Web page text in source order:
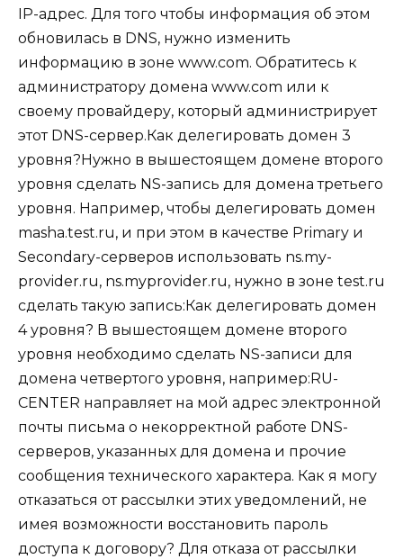
IP-адрес. Для того чтобы информация об этом
обновилась в DNS, нужно изменить
информацию в зоне www.com. Обратитесь к
администратору домена www.com или к
своему провайдеру, который администрирует
этот DNS-сервер.Как делегировать домен 3
уровня?Нужно в вышестоящем домене второго
уровня сделать NS-запись для домена третьего
уровня. Например, чтобы делегировать домен
masha.test.ru, и при этом в качестве Primary и
Secondary-серверов использовать ns.my-
provider.ru, ns.myprovider.ru, нужно в зоне test.ru
сделать такую запись:Как делегировать домен
4 уровня? В вышестоящем домене второго
уровня необходимо сделать NS-записи для
домена четвертого уровня, например:RU-
CENTER направляет на мой адрес электронной
почты письма о некорректной работе DNS-
серверов, указанных для домена и прочие
сообщения технического характера. Как я могу
отказаться от рассылки этих уведомлений, не
имея возможности восстановить пароль
доступа к договору? Для отказа от рассылки